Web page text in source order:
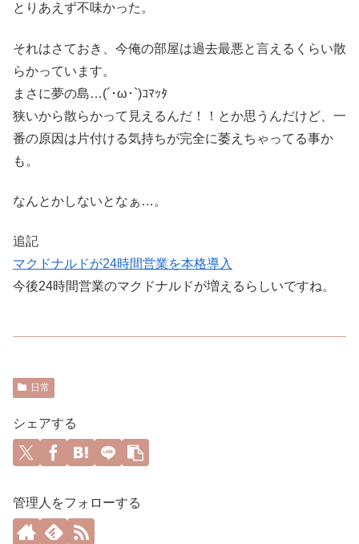
とりあえず不味かった。
それはさておき、今俺の部屋は過去最悪と言えるくらい散
らかっています。
まさに夢の島…(´･ω･`)ｺﾏｯﾀ
狭いから散らかって見えるんだ！！とか思うんだけど、一
番の原因は片付ける気持ちが完全に萎えちゃってる事か
も。
なんとかしないとなぁ…。
追記
マクドナルドが24時間営業を本格導入
今後24時間営業のマクドナルドが増えるらしいですね。
日常
シェアする
管理人をフォローする